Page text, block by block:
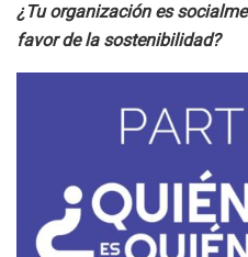
¿Tu organización es
favor de la sostenibilidad?